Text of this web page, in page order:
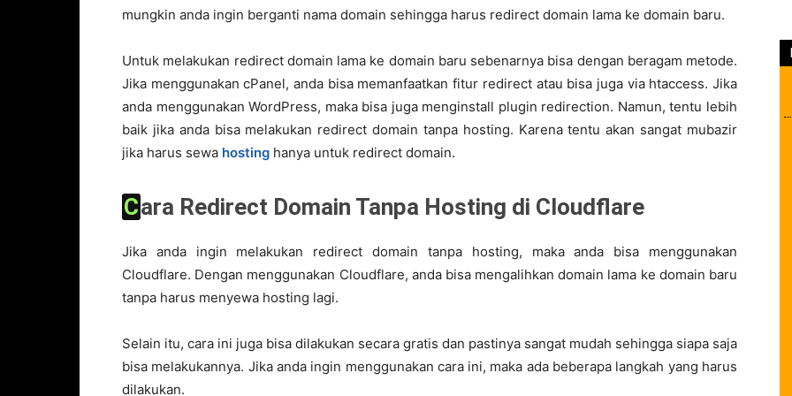
mungkin anda ingin berganti nama domain sehingga harus redirect domain lama ke domain baru.
Untuk melakukan redirect domain lama ke domain baru sebenarnya bisa dengan beragam metode.
Jika menggunakan cPanel, anda bisa memanfaatkan fitur redirect atau bisa juga via htaccess. Jika
anda menggunakan WordPress, maka bisa juga menginstall plugin redirection. Namun, tentu lebih
baik jika anda bisa melakukan redirect domain tanpa hosting. Karena tentu akan sangat mubazir
jika harus sewa hosting hanya untuk redirect domain.
Cara Redirect Domain Tanpa Hosting di Cloudflare
Jika anda ingin melakukan redirect domain tanpa hosting, maka anda bisa menggunakan
Cloudflare. Dengan menggunakan Cloudflare, anda bisa mengalihkan domain lama ke domain baru
tanpa harus menyewa hosting lagi.
Selain itu, cara ini juga bisa dilakukan secara gratis dan pastinya sangat mudah sehingga siapa saja
bisa melakukannya. Jika anda ingin menggunakan cara ini, maka ada beberapa langkah yang harus
dilakukan.